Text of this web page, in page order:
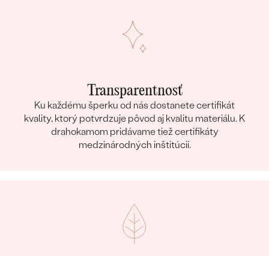
Transparentnosť
Ku každému šperku od nás dostanete certifikát
kvality, ktorý potvrdzuje pôvod aj kvalitu materiálu. K
drahokamom pridávame tiež certifikáty
medzinárodných inštitúcií.